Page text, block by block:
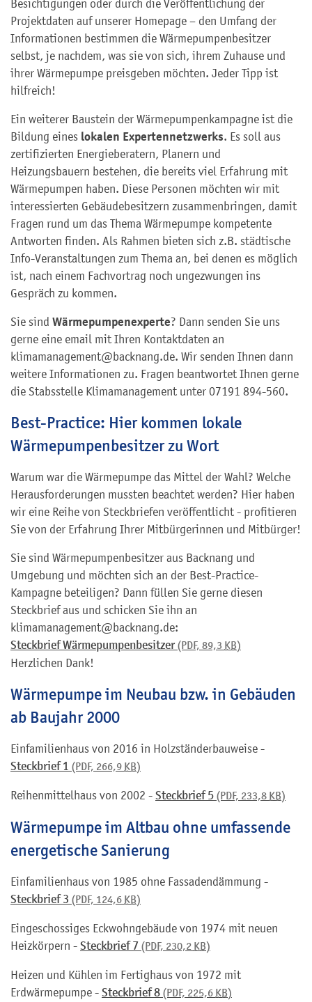
Besichtigungen oder durch die Veröffentlichung der
Projektdaten auf unserer Homepage – den Umfang der
Informationen bestimmen die Wärmepumpenbesitzer
selbst, je nachdem, was sie von sich, ihrem Zuhause und
ihrer Wärmepumpe preisgeben möchten. Jeder Tipp ist
hilfreich!
Ein weiterer Baustein der Wärmepumpenkampagne ist die
Bildung eines lokalen Expertennetzwerks. Es soll aus
zertifizierten Energieberatern, Planern und
Heizungsbauern bestehen, die bereits viel Erfahrung mit
Wärmepumpen haben. Diese Personen möchten wir mit
interessierten Gebäudebesitzern zusammenbringen, damit
Fragen rund um das Thema Wärmepumpe kompetente
Antworten finden. Als Rahmen bieten sich z.B. städtische
Info-Veranstaltungen zum Thema an, bei denen es möglich
ist, nach einem Fachvortrag noch ungezwungen ins
Gespräch zu kommen.
Sie sind Wärmepumpenexperte? Dann senden Sie uns
gerne eine email mit Ihren Kontaktdaten an
klimamanagement@backnang.de. Wir senden Ihnen dann
weitere Informationen zu. Fragen beantwortet Ihnen gerne
die Stabsstelle Klimamanagement unter 07191 894-560.
Best-Practice: Hier kommen lokale
Wärmepumpenbesitzer zu Wort
Warum war die Wärmepumpe das Mittel der Wahl? Welche
Herausforderungen mussten beachtet werden? Hier haben
wir eine Reihe von Steckbriefen veröffentlicht - profitieren
Sie von der Erfahrung Ihrer Mitbürgerinnen und Mitbürger!
Sie sind Wärmepumpenbesitzer aus Backnang und
Umgebung und möchten sich an der Best-Practice-
Kampagne beteiligen? Dann füllen Sie gerne diesen
Steckbrief aus und schicken Sie ihn an
klimamanagement@backnang.de:
Steckbrief Wärmepumpenbesitzer(PDF, 89,3 KB)
Herzlichen Dank!
Wärmepumpe im Neubau bzw. in Gebäuden
ab Baujahr 2000
Einfamilienhaus von 2016 in Holzständerbauweise -
Steckbrief 1 (PDF, 266,9KB)
Reihenmittelhaus von 2002 - Steckbrief 5 (PDF, 233,8KB)
Wärmepumpe im Altbau ohne umfassende
energetische Sanierung
Einfamilienhaus von 1985 ohne Fassadendämmung -
Steckbrief 3 (PDF, 124,6KB)
Eingeschossiges Eckwohngebäude von 1974 mit neuen
Heizkörpern - Steckbrief 7 (PDF, 230,2KB)
Heizen und Kühlen im Fertighaus von 1972 mit
Erdwärmepumpe - Steckbrief 8 (PDF, 225,6KB)